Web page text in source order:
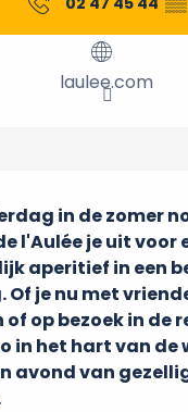
laulee.com
in de zomer
l'Aulée je uit voor
aperitief in een
Of je nu met
of op bezoek in de
in het hart van de
avond van